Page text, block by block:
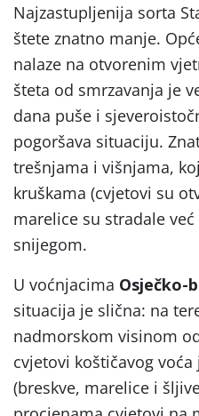
Najzastupljenija sorta
štete znatno manje.
nalaze na otvorenim
šteta od smrzavanja je
dana puše i
pogoršava situaciju.
trešnjama i višnjama,
kruškama (cvjetovi su
marelice su stradale
snijegom.
U voćnjacima Osječko-
situacija je slična: na
nadmorskom visinom
cvjetovi koštičavog
(breskve, marelice i